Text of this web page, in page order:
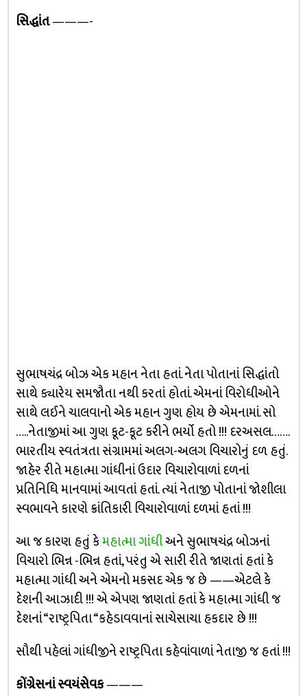
સિદ્ધાંત———-
સુભાષચંદ્ર બોઝ એક મહાન નેતા હતાં. નેતા પોતાનાં સિદ્ધાંતો
સાથે ક્યારેય સમજૌતા નથી કરતાં હોતાં. એમનાં વિરોધીઓને
સાથે લઈને ચાલવાનો એક મહાન ગુણ હોય છે એમનામાં. સો
…..નેતાજીમાં આ ગુણ કૂટ-કૂટ કરીને ભર્યો હતો !!! દરઅસલ…….
ભારતીય સ્વતંત્રતા સંગ્રામમાં અલગ-અલગ વિચારોનું દળ હતું.
જાહેર રીતે મહાત્મા ગાંધીનાં ઉદાર વિચારોવાળાં દળનાં
પ્રતિનિધિ માનવામાં આવતાં હતાં. ત્યાં નેતાજી પોતાનાં જોશીલા
સ્વભાવને કારણે ક્રાંતિકારી વિચારોવાળાં દળમાં હતાં !!!
આ જ કારણ હતું કેમહાત્મા ગાંધીઅને સુભાષચંદ્ર બોઝનાં
વિચારો ભિન્ન -ભિન્ન હતાં, પરંતુ એ સારી રીતે જાણતાં હતાં કે
મહાત્મા ગાંધી અને એમનો મકસદ એક જ છે ——એટલે કે
દેશની આઝાદી !!! એ એપણ જાણતાં હતાં કે મહાત્મા ગાંધી જ
દેશનાં “રાષ્ટ્રપિતા “કહેડાવવાનાં સાચેસાચા હકદાર છે !!!
સૌથી પહેલાં ગાંધીજીને રાષ્ટ્રપિતા કહેવાંવાળાં નેતાજી જ હતાં !!!
કોંગ્રેસનાં સ્વયંસેવક———